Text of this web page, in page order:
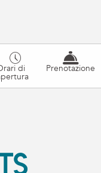
di Prenotazione